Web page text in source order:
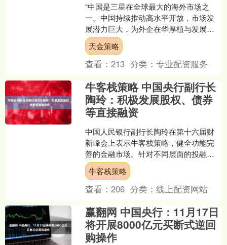
“中国是三星在全球最大的海外市场之
一。中国持续推动高水平开放，市场发
展潜力巨大，为外企在华厚植与发展提
供宝贵机遇。”中国三星首席副总裁张代
君日前在接受本报记者专....
天金策略
查看：213 分类：专业配资服务
牛客栈策略 中国央行副行长
陶玲：积极发展股权、债券
等直接融资
中国⼈民银行副行长陶玲在第十六届财
新峰会上表示牛客栈策略，健全功能完
善的金融市场。针对不同层面的投融资
需求，积极发展股权、债券等直接融
资，完善市场基础制度，提升....
牛客栈策略
查看：206 分类：线上配资网站
赢翻网 中国央行：11月17日
将开展8000亿元买断式逆回
购操作